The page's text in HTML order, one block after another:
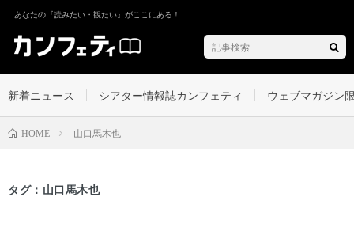
あなたの『読みたい・観たい』がここにある！
新着ニュース シアター情報誌カンフェティ ウェブマガジン
HOME 山口馬木也
タグ：山口馬木也